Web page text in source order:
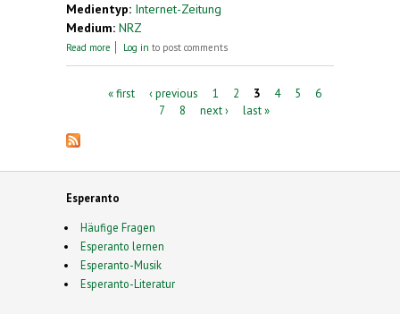
Medientyp: Internet-Zeitung
Medium: NRZ
Read more about Esperanto-Landestreffen in Dortmund
Log in to post comments
Pages« first ‹ previous 1 2 3 4 5
6
7
8 next › last »
Esperanto
Häufige Fragen
Esperanto lernen
Esperanto-Musik
Esperanto-Literatur